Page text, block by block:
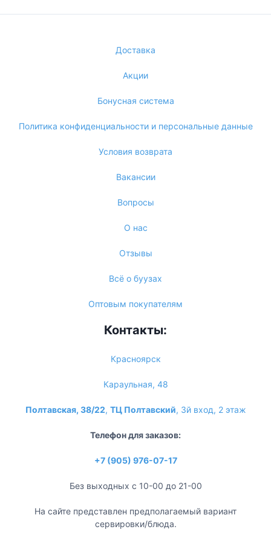
Доставка
Акции
Бонусная система
Политика конфиденциальности и персональные данные
Условия возврата
Вакансии
Вопросы
О нас
Отзывы
Всё о буузах
Оптовым покупателям
Контакты:
Красноярск
Караульная, 48
Полтавская, 38/22, ТЦ Полтавский, 3й вход, 2 этаж
Телефон для заказов:
+7 (905) 976-07-17
Без выходных с 10-00 до 21-00
На сайте представлен предполагаемый вариант
сервировки/блюда.